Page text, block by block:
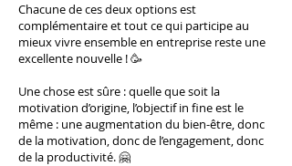
Chacune de ces deux options est
complémentaire et tout ce qui participe au
mieux vivre ensemble en entreprise reste une
excellente nouvelle ! 🥳
Une chose est sûre : quelle que soit la
motivation d’origine, l’objectif in fine est le
même : une augmentation du bien-être, donc
de la motivation, donc de l’engagement, donc
de la productivité. 🤗